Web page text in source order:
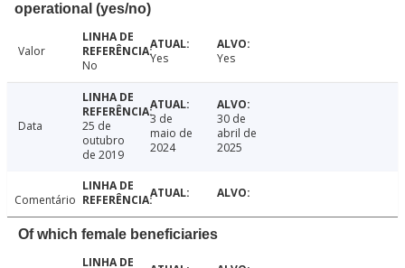
operational (yes/no)
Valor
No
Yes Yes
Data
25 de
outubro
de 2019
3 de
maio de
2024
30 de
abril de
2025
Comentário
Of which female beneficiaries